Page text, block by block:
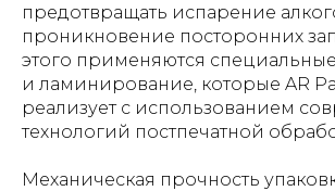
предотвращать испарение
проникновение посторонних
этого применяются
и ламинирование, которые AR
реализует с использованием
технологий постпечатной
Механическая прочность